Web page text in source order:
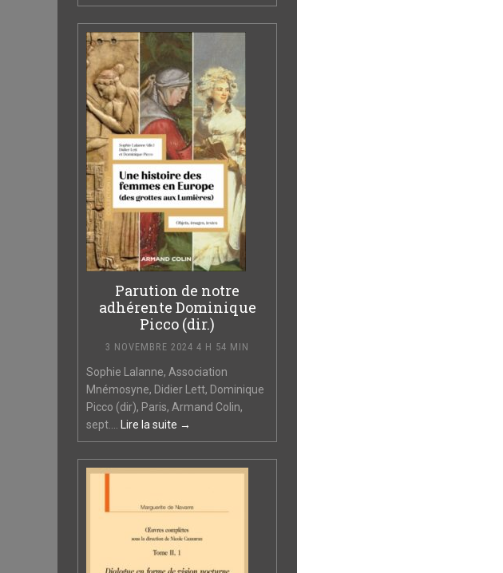
Parution de notre
adhérente Dominique
Picco (dir.)
3 NOVEMBRE 2024 4 H 54 MIN
Sophie Lalanne, Association
Mnémosyne, Didier Lett, Dominique
Picco (dir), Paris, Armand Colin,
sept.... Lire la suite →